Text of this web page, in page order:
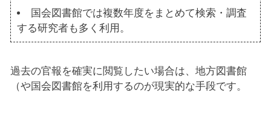
国会図書館では複数年度をまとめて検索・調査
する研究者も多く利用。
過去の官報を確実に閲覧したい場合は、地方図書館
（や国会図書館を利用するのが現実的な手段です。